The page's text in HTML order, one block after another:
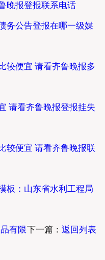
晚报登报联系电话
务公告登报在哪一级媒
较便宜 请看齐鲁晚报多
请看齐鲁晚报登报挂失
较便宜 请看齐鲁晚报联
板：山东省水利工程局
下一篇：返回列表
有限